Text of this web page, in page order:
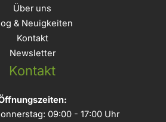
Über uns
& Neuigkeiten
Kontakt
Newsletter
Kontakt
09:00 - 17:00 Uhr